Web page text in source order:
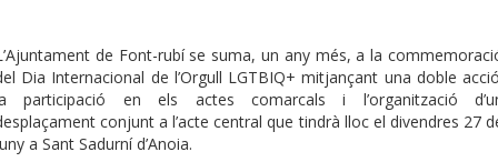
de Font-rubí se suma, un any més, a la
Dia Internacional de l’Orgull LGTBIQ+ mitjançant una doble
participació en els actes comarcals i l’organització
conjunt a l’acte central que tindrà lloc el divendres 27
a Sant Sadurní d’Anoia.